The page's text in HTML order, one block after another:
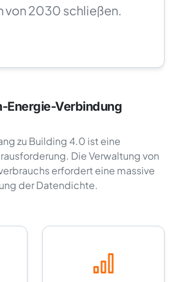
von 2030 schließen.
Energie-Verbindung
zu Building 4.0 ist eine
Die Verwaltung von
erfordert eine massive
der Datendichte.